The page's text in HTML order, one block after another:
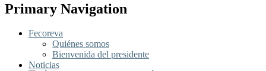
Primary Navigation
Fecoreva
Quiénes somos
Bienvenida del presidente
Noticias